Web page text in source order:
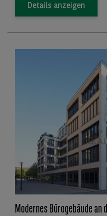
Details anzeigen
Modernes Bürogebäude